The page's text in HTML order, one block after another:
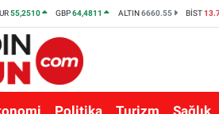
55,2510 GBP64,4811 ALTIN6660.55 BİST